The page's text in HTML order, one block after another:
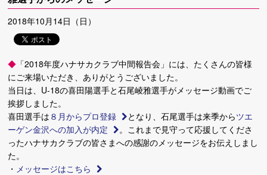
2018年10月14日（日）
◆ 「2018年度ハナサカクラブ中間報告会」には、たくさんの皆様
にご来場いただき、ありがとうございました。
当日は、U-18の喜田陽選手と石尾崚雅選手がメッセージ動画でご
挨拶しました。
喜田選手は ８月からプロ登録 となり、石尾選手は来季からツエ
ーゲン金沢への加入が内定
。これまで見守って応援してくださ
ったハナサカクラブの皆さまへの感謝のメッセージをお伝えしまし
た。
・ メッセージはこちら